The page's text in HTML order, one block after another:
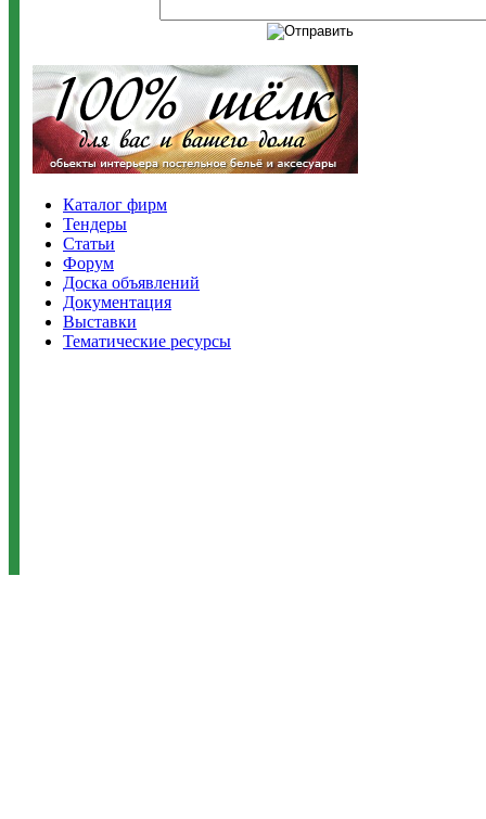
Каталог фирм
Тендеры
Статьи
Форум
Доска объявлений
Документация
Выставки
Тематические ресурсы